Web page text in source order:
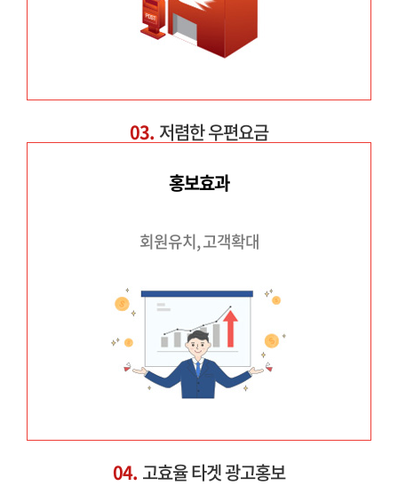
03. 저렴한 우편요금
홍보효과
회원유치, 고객확대
04. 고효율 타겟 광고홍보